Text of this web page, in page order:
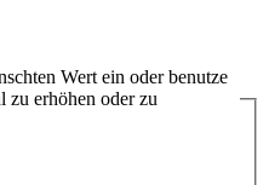
Wert ein oder benutze
zu erhöhen oder zu